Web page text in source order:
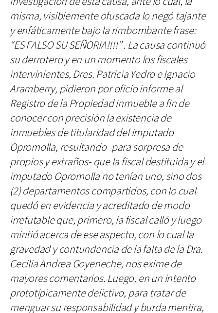
misma, visiblemente ofuscada lo negó tajante
y enfáticamente bajo la rimbombante frase:
“ES FALSO SU SEÑORIA!!!!” . La causa continuó
su derrotero y en un momento los fiscales
intervinientes, Dres. Patricia Yedro e Ignacio
Aramberry, pidieron por oficio informe al
Registro de la Propiedad inmueble a fin de
conocer con precisión la existencia de
inmuebles de titularidad del imputado
Opromolla, resultando -para sorpresa de
propios y extraños- que la fiscal destituida y el
imputado Opromolla no tenían uno, sino dos
(2) departamentos compartidos, con lo cual
quedó en evidencia y acreditado de modo
irrefutable que, primero, la fiscal calló y luego
mintió acerca de ese aspecto, con lo cual la
gravedad y contundencia de la falta de la Dra.
Cecilia Andrea Goyeneche, nos exime de
mayores comentarios. Luego, en un intento
prototípicamente delictivo, para tratar de
menguar su responsabilidad y burda mentira,